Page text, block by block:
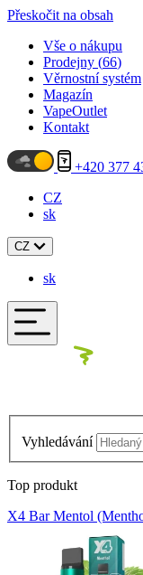
Přeskočit na obsah
Vše o nákupu
Prodejny (66)
Věrnostní systém
Magazín
VapeOutlet
Kontakt
+420 377
CZ
sk
CZ
sk
Vyhledávání
Top produkt
X4 Bar Mentol